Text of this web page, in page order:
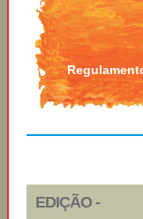
EDIÇÃO -